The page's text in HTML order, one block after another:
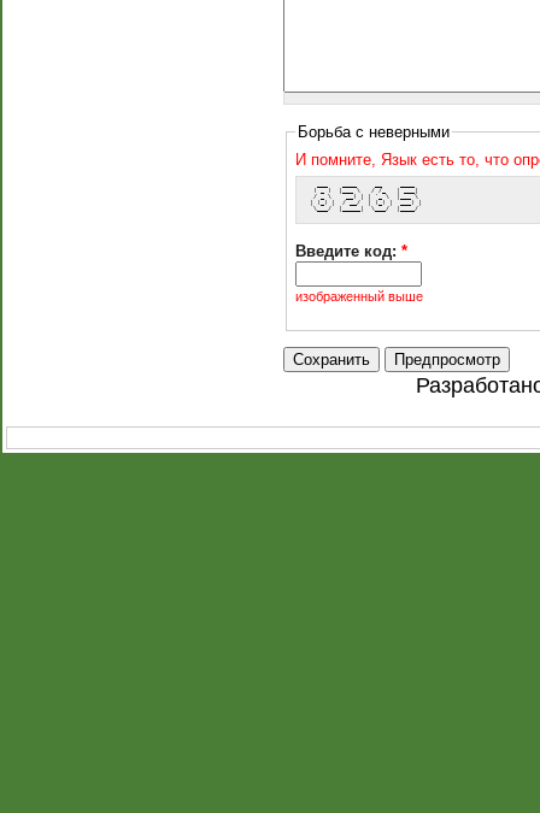
Борьба с неверными
И помните, Язык есть то, что
  ( _ )  |___ \   / /_   | ___|
  / _ \    __) | | '_ \  |___ \
| (_) |  / __/  | (_) |  ___) |
  \___/  |_____|  \___/  |____/
Введите код: *
изображенный выше